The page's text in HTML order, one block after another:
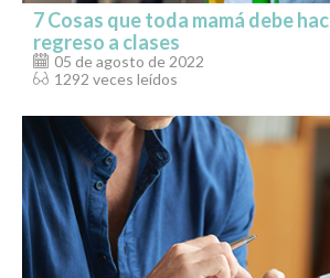
7 Cosas que toda mamá debe
regreso a clases
05 de agosto de 2022
1292 veces leídos